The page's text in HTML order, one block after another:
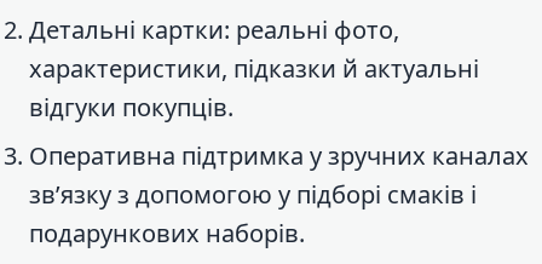
Детальні картки: реальні фото,
характеристики, підказки й актуальні
відгуки покупців.
Оперативна підтримка у зручних каналах
зв’язку з допомогою у підборі смаків і
подарункових наборів.